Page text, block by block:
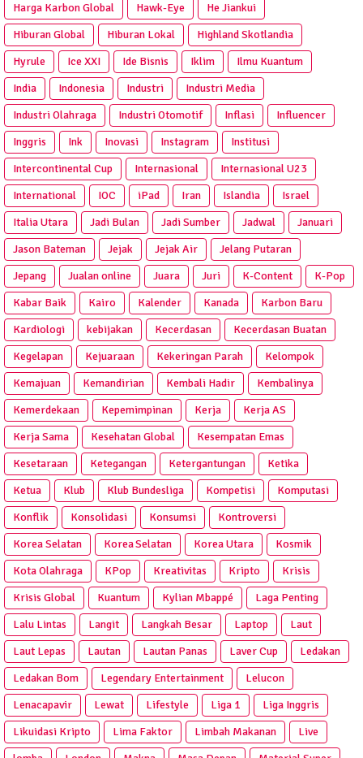
Harga Karbon Global
Hawk-Eye
He Jiankui
Hiburan Global
Hiburan Lokal
Highland Skotlandia
Hyrule
Ice XXI Ide Bisnis Iklim
Ilmu Kuantum
India
Indonesia Industri
Industri Media
Industri Olahraga
Industri Otomotif Inflasi
Influencer
Inggris
Ink Inovasi Instagram
Institusi
Intercontinental Cup
Internasional
Internasional U23
International
IOC iPad Iran Islandia
Israel
Italia Utara
Jadi Bulan Jadi Sumber Jadwal
Januari
Jason Bateman
Jejak Jejak Air
Jelang Putaran
Jepang
Jualan online Juara Juri K-Content
K-Pop
Kabar Baik
Kairo Kalender Kanada
Karbon Baru
Kardiologi
kebijakan Kecerdasan
Kecerdasan Buatan
Kegelapan
Kejuaraan Kekeringan Parah
Kelompok
Kemajuan
Kemandirian Kembali Hadir
Kembalinya
Kemerdekaan
Kepemimpinan Kerja
Kerja AS
Kerja Sama
Kesehatan Global
Kesempatan Emas
Kesetaraan
Ketegangan Ketergantungan
Ketika
Ketua
Klub Klub Bundesliga Kompetisi
Komputasi
Konflik
Konsolidasi Konsumsi
Kontroversi
Korea Selatan
Korea Selatan Korea Utara
Kosmik
Kota Olahraga
KPop Kreativitas Kripto
Krisis
Krisis Global
Kuantum Kylian Mbappé
Laga Penting
Lalu Lintas
Langit Langkah Besar Laptop
Laut
Laut Lepas
Lautan Lautan Panas Laver Cup
Ledakan
Ledakan Bom
Legendary Entertainment
Lelucon
Lenacapavir
Lewat Lifestyle Liga 1
Liga Inggris
Likuidasi Kripto
Lima Faktor Limbah Makanan
Live